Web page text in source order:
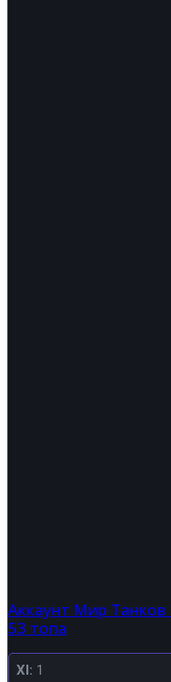
Аккаунт Мир Танков
53 топа
XI: 1